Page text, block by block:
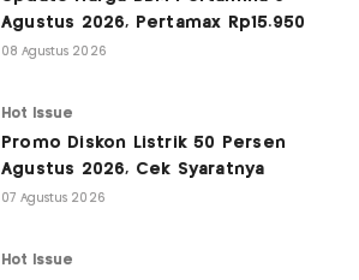
Agustus 2026, Pertamax Rp15.950
08 Agustus 2026
Hot Issue
Promo Diskon Listrik 50 Persen
Agustus 2026, Cek Syaratnya
07 Agustus 2026
Hot Issue